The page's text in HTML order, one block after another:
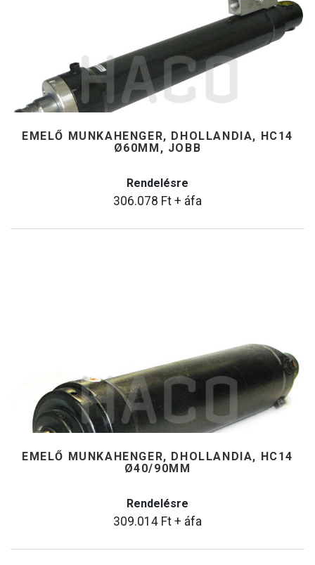
EMELŐ MUNKAHENGER, DHOLLANDIA, HC14
Ø60MM, JOBB
Rendelésre
306.078 Ft + áfa
EMELŐ MUNKAHENGER, DHOLLANDIA, HC14
Ø40/90MM
Rendelésre
309.014 Ft + áfa